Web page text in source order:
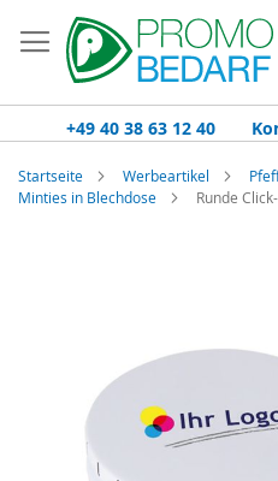
Inhalt
springen
+49 40 38 63 12 40
Startseite Werbeartikel
Minties in Blechdose
Runde